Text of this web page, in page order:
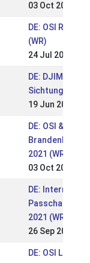
03 Oct 2022
DE: OSI
(WR)
24 Jul 2022
DE: DJIM 2022
Sichtung YR)
19 Jun 2022
DE: OSI & LVM
Brandenburg
2021 (WR)
03 Oct 2021
DE:
2021 (WR)
26 Sep 2021
DE: OSI